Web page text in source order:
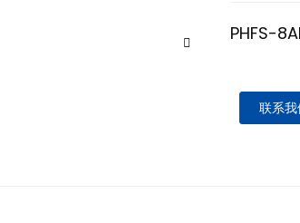
PHFS-
联系我